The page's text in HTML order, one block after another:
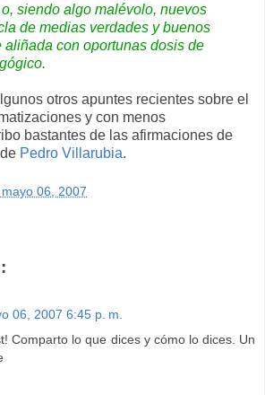
siendo algo malévolo, nuevos
de medias verdades y buenos
aliñada con oportunas dosis de
otros apuntes recientes sobre el
y con menos
bastantes de las afirmaciones de
Pedro Villarubia.
06, 2007
06, 2007 6:45 p. m.
Comparto lo que dices y cómo lo dices. Un